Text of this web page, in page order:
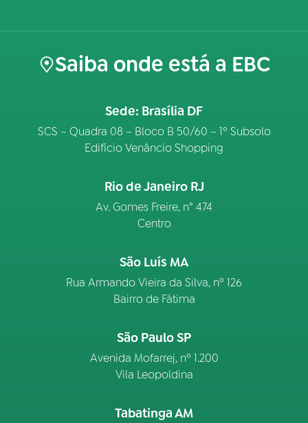
Saiba onde está a EBC
Sede: Brasília DF
SCS – Quadra 08 – Bloco B 50/60 – 1º Subsolo
Edifício Venâncio Shopping
Rio de Janeiro RJ
Av. Gomes Freire, n° 474
Centro
São Luís MA
Rua Armando Vieira da Silva, nº 126
Bairro de Fátima
São Paulo SP
Avenida Mofarrej, nº 1.200
Vila Leopoldina
Tabatinga AM